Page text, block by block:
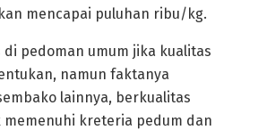
mencapai puluhan ribu/kg.
di pedoman umum jika kualitas
namun faktanya
lainnya, berkualitas
memenuhi kreteria pedum dan